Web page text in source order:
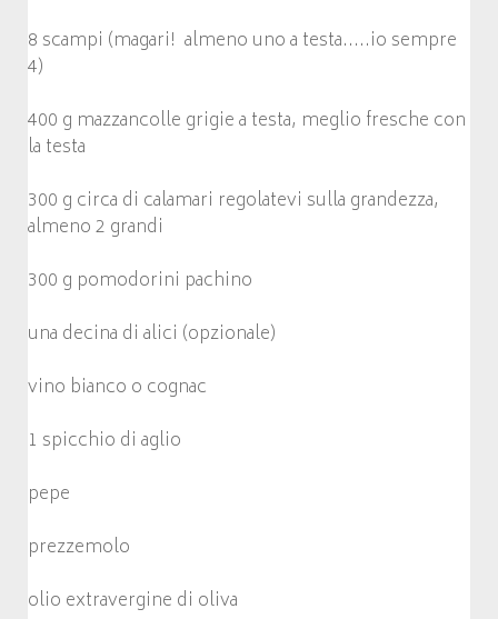
8 scampi (magari! almeno uno a testa…..io sempre
4)
400 g mazzancolle grigie a testa, meglio fresche con
la testa
300 g circa di calamari regolatevi sulla grandezza,
almeno 2 grandi
300 g pomodorini pachino
una decina di alici (opzionale)
vino bianco o cognac
1 spicchio di aglio
pepe
prezzemolo
olio extravergine di oliva